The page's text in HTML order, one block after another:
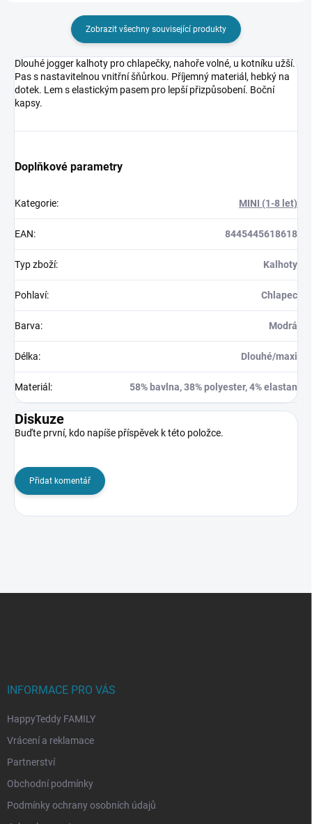
Zobrazit všechny související produkty
Dlouhé jogger kalhoty pro chlapečky, nahoře volné, u kotníku užší.
Pas s nastavitelnou vnitřní šňůrkou. Příjemný materiál, hebký na
dotek. Lem s elastickým pasem pro lepší přizpůsobení. Boční
kapsy.
Doplňkové parametry
Kategorie: MINI (1-8 let)
EAN: 8445445618618
Typ zboží: Kalhoty
Pohlaví: Chlapec
Barva: Modrá
Délka: Dlouhé/maxi
Materiál: 58% bavlna, 38% polyester, 4% elastan
Diskuze
Buďte první, kdo napíše příspěvek k této položce.
Přidat komentář
INFORMACE PRO VÁS
HappyTeddy FAMILY
Vrácení a reklamace
Partnerství
Obchodní podmínky
Podmínky ochrany osobních údajů